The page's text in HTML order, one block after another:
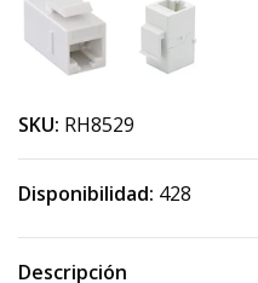
SKU: RH8529
Disponibilidad: 428
Descripción